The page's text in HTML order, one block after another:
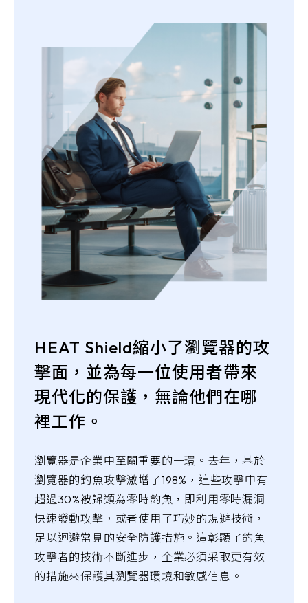
HEAT Shield縮小了瀏覽器的攻
擊面，並為每一位使用者帶來
現代化的保護，無論他們在哪
裡工作。
瀏覽器是企業中至關重要的一環。去年，基於
瀏覽器的釣魚攻擊激增了198%，這些攻擊中有
超過30%被歸類為零時釣魚，即利用零時漏洞
快速發動攻擊，或者使用了巧妙的規避技術，
足以迴避常見的安全防護措施。這彰顯了釣魚
攻擊者的技術不斷進步，企業必須采取更有效
的措施來保護其瀏覽器環境和敏感信息。